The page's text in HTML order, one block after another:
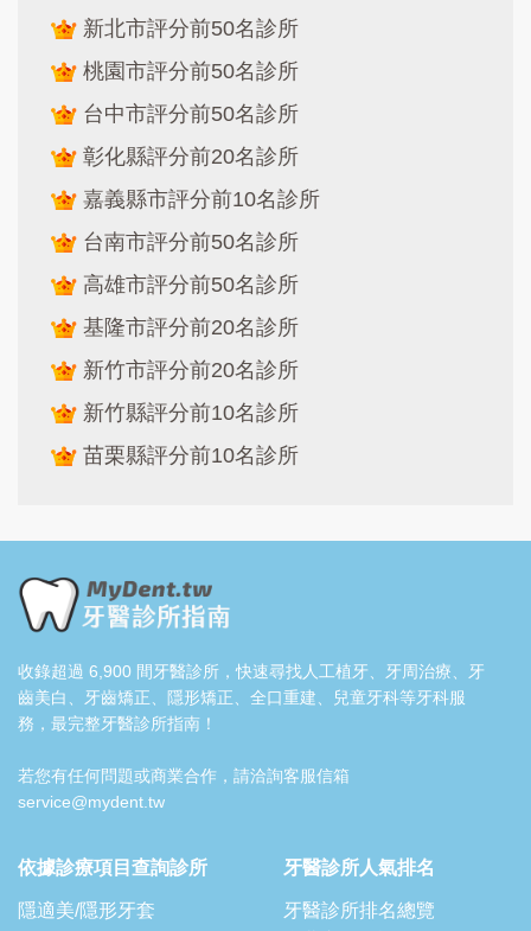
新北市評分前50名診所
桃園市評分前50名診所
台中市評分前50名診所
彰化縣評分前20名診所
嘉義縣市評分前10名診所
台南市評分前50名診所
高雄市評分前50名診所
基隆市評分前20名診所
新竹市評分前20名診所
新竹縣評分前10名診所
苗栗縣評分前10名診所
收錄超過 6,900 間牙醫診所，快速尋找人工植牙、牙周治療、牙
齒美白、牙齒矯正、隱形矯正、全口重建、兒童牙科等牙科服
務，最完整牙醫診所指南！
若您有任何問題或商業合作，請洽詢客服信箱
service@mydent.tw
依據診療項目查詢診所
隱適美/隱形牙套
牙醫診所人氣排名
牙醫診所排名總覽